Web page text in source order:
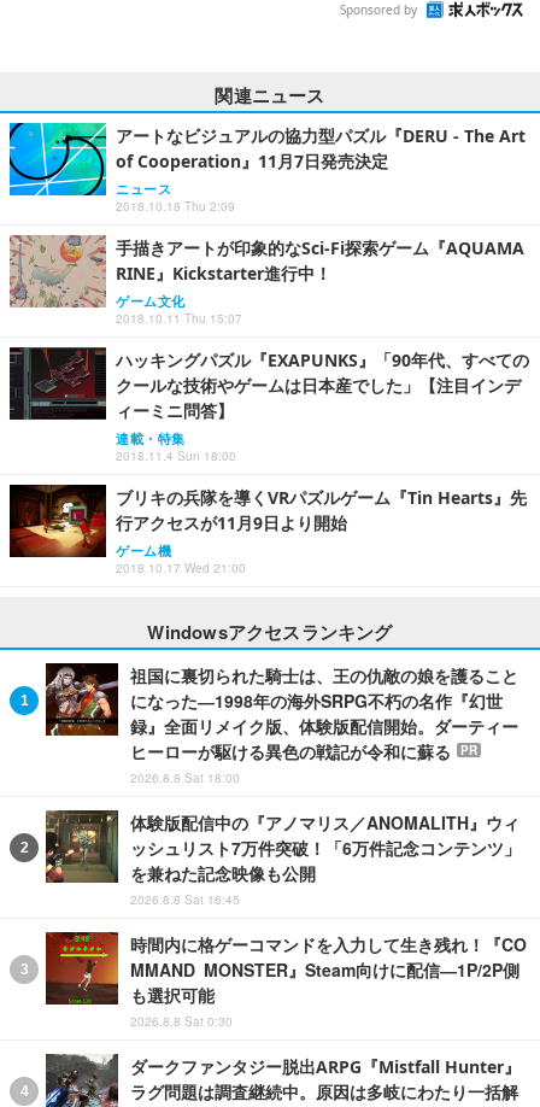
Sponsored by
関連ニュース
アートなビジュアルの協力型パズル『DERU - The Art
of Cooperation』11月7日発売決定
ニュース
2018.10.18 Thu 2:09
手描きアートが印象的なSci-Fi探索ゲーム『AQUAMA
RINE』Kickstarter進行中！
ゲーム文化
2018.10.11 Thu 15:07
ハッキングパズル『EXAPUNKS』「90年代、すべての
クールな技術やゲームは日本産でした」【注目インデ
ィーミニ問答】
連載・特集
2018.11.4 Sun 18:00
ブリキの兵隊を導くVRパズルゲーム『Tin Hearts』先
行アクセスが11月9日より開始
ゲーム機
2018.10.17 Wed 21:00
Windowsアクセスランキング
祖国に裏切られた騎士は、王の仇敵の娘を護ること
になった―1998年の海外SRPG不朽の名作『幻世
録』全面リメイク版、体験版配信開始。ダーティー
ヒーローが駆ける異色の戦記が令和に蘇る
PR
2026.8.8 Sat 18:00
体験版配信中の『アノマリス／ANOMALITH』ウィ
ッシュリスト7万件突破！「6万件記念コンテンツ」
を兼ねた記念映像も公開
2026.8.8 Sat 16:45
時間内に格ゲーコマンドを入力して生き残れ！『CO
MMAND MONSTER』Steam向けに配信―1P/2P側
も選択可能
2026.8.8 Sat 0:30
ダークファンタジー脱出ARPG『Mistfall Hunter』
ラグ問題は調査継続中。原因は多岐にわたり一括解